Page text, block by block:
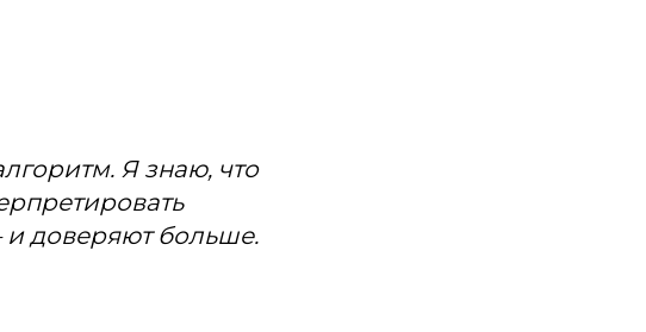
Я знаю, что
и доверяют больше.